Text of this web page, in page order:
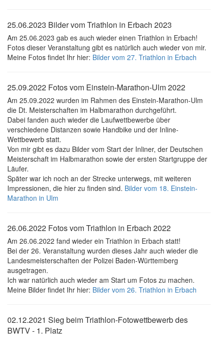
25.06.2023 Bilder vom Triathlon in Erbach 2023
Am 25.06.2023 gab es auch wieder einen Triathlon in Erbach!
Fotos dieser Veranstaltung gibt es natürlich auch wieder von mir.
Meine Fotos findet Ihr hier: Bilder vom 27. Triathlon in Erbach
25.09.2022 Fotos vom Einstein-Marathon-Ulm 2022
Am 25.09.2022 wurden im Rahmen des Einstein-Marathon-Ulm
die Dt. Meisterschaften im Halbmarathon durchgeführt.
Dabei fanden auch wieder die Laufwettbewerbe über
verschiedene Distanzen sowie Handbike und der Inline-
Wettbewerb statt.
Von mir gibt es dazu Bilder vom Start der Inliner, der Deutschen
Meisterschaft im Halbmarathon sowie der ersten Startgruppe der
Läufer.
Später war ich noch an der Strecke unterwegs, mit weiteren
Impressionen, die hier zu finden sind. Bilder vom 18. Einstein-
Marathon in Ulm
26.06.2022 Fotos vom Triathlon in Erbach 2022
Am 26.06.2022 fand wieder ein Triathlon in Erbach statt!
Bei der 26. Veranstaltung wurden dieses Jahr auch wieder die
Landesmeisterschaften der Polizei Baden-Württemberg
ausgetragen.
Ich war natürlich auch wieder am Start um Fotos zu machen.
Meine Bilder findet Ihr hier: Bilder vom 26. Triathlon in Erbach
02.12.2021 Sieg beim Triathlon-Fotowettbewerb des
BWTV - 1. Platz